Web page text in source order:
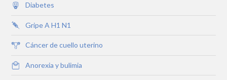
Diabetes
Gripe A H1 N1
Cáncer de cuello uterino
Anorexia y bulimia